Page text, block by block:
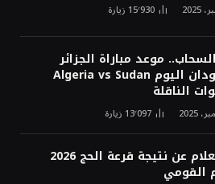
15٬930 زيارة
موعد مباراة الجزائر
والسودان اليوم Algeria vs Sudan
الناقلة
13٬097 زيارة
الاستعلام عن نتيجة قرعة الحج 2026
القومي